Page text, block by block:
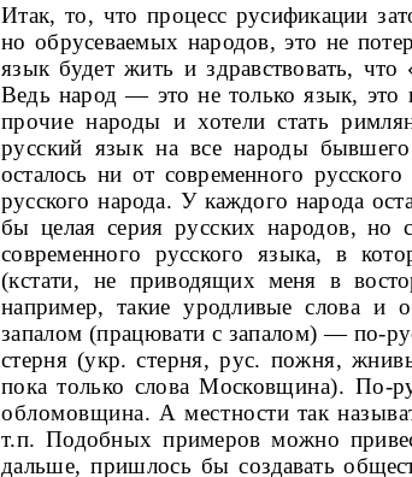
Итак, то, что процесс русификации
но обрусеваемых народов, это не
язык будет жить и здравство­вать, что
Ведь народ — это не только язык, это
прочие народы и хотели стать
русский язык на все народы
осталось ни от современного
русского наро­да. У каждого народа
бы целая серия русских наро­дов,
современного русского языка, в
(кстати, не приводящих меня в
например, такие уродливые слова и
запалом (працювати с запалом) — по-
стерня (укр.стерня, рус. пожня,
пока только слова Московщина). По-
обломовщина. А местности так
т.п. Подобных примеров можно
дальше, пришлось бысоздавать